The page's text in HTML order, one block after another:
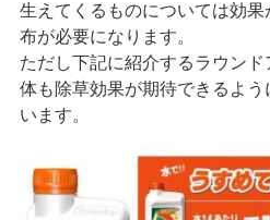
生えてくるものについては効
布が必要になります。
ただし下記に紹介するラウン
体も除草効果が期待できるよ
います。